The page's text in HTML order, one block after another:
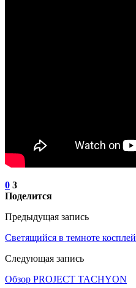
0 3
Поделится
Предыдущая запись
Светящийся в темноте косплей
Следующая запись
Обзор PROJECT TACHYON